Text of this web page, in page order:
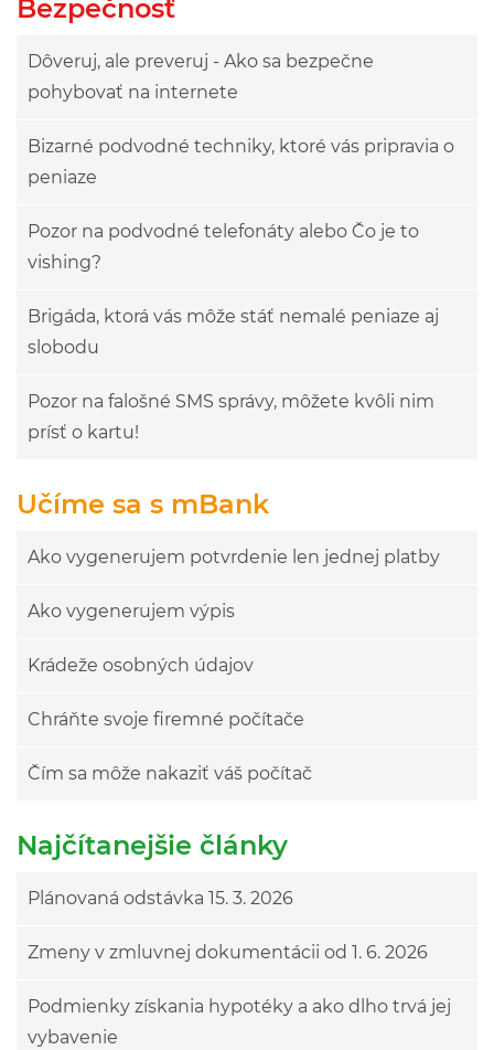
Bezpečnosť
Dôveruj, ale preveruj - Ako sa bezpečne
pohybovať na internete
Bizarné podvodné techniky, ktoré vás pripravia o
peniaze
Pozor na podvodné telefonáty alebo Čo je to
vishing?
Brigáda, ktorá vás môže stáť nemalé peniaze aj
slobodu
Pozor na falošné SMS správy, môžete kvôli nim
prísť o kartu!
Učíme sa s mBank
Ako vygenerujem potvrdenie len jednej platby
Ako vygenerujem výpis
Krádeže osobných údajov
Chráňte svoje firemné počítače
Čím sa môže nakaziť váš počítač
Najčítanejšie články
Plánovaná odstávka 15. 3. 2026
Zmeny v zmluvnej dokumentácii od 1. 6. 2026
Podmienky získania hypotéky a ako dlho trvá jej
vybavenie